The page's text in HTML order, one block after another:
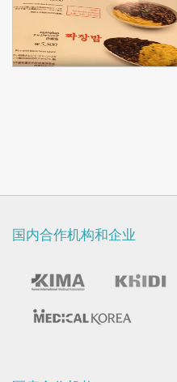
国内合作机构和企业